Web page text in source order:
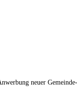
neuer